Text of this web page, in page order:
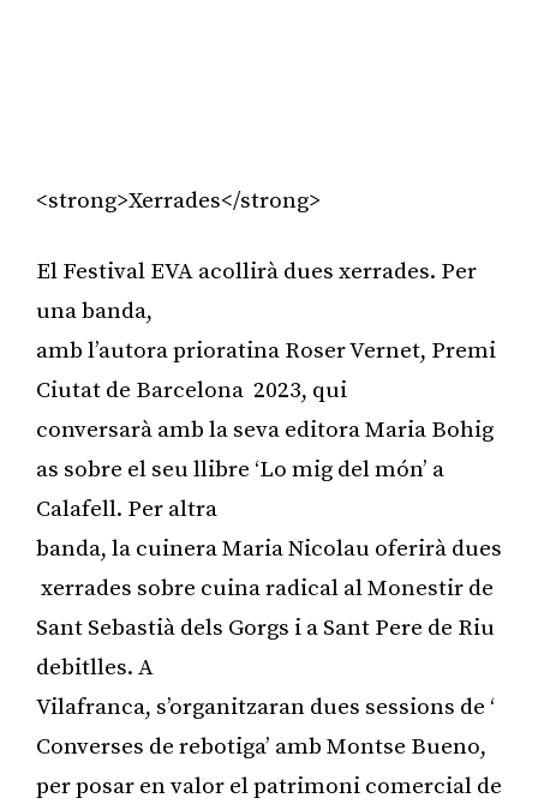
<strong>Xerrades</strong>
El Festival EVA acollirà dues xerrades. Per
una banda,
amb l’autora prioratina Roser Vernet, Premi
Ciutat de Barcelona 2023, qui
conversarà amb la seva editora Maria Bohig
as sobre el seu llibre ‘Lo mig del món’ a
Calafell. Per altra
banda, la cuinera Maria Nicolau oferirà dues
xerrades sobre cuina radical al Monestir de
Sant Sebastià dels Gorgs i a Sant Pere de Riu
debitlles. A
Vilafranca, s’organitzaran dues sessions de ‘
Converses de rebotiga’ amb Montse Bueno,
per posar en valor el patrimoni comercial de